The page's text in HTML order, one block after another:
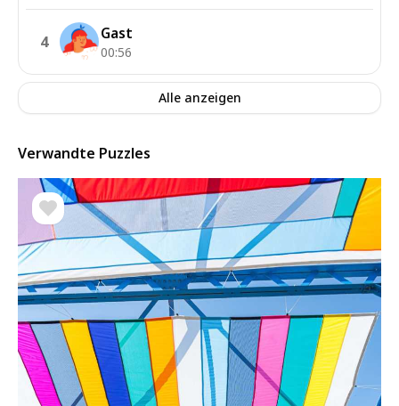
4 Gast
00:56
Alle anzeigen
Verwandte Puzzles